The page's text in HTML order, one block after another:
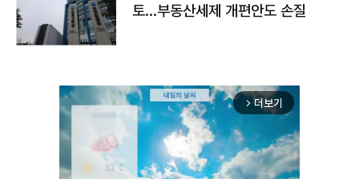
토…부동산세제 개편안도 손질
arrow_forward_ios 더보기